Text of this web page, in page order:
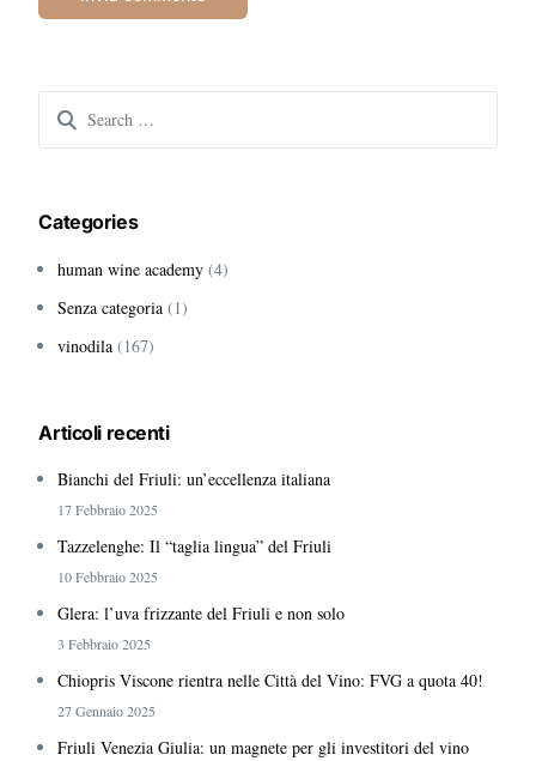
Search
Categories
human wine academy (4)
Senza categoria (1)
vinodila (167)
Articoli recenti
Bianchi del Friuli: un’eccellenza italiana
17 Febbraio 2025
Tazzelenghe: Il “taglia lingua” del Friuli
10 Febbraio 2025
Glera: l’uva frizzante del Friuli e non solo
3 Febbraio 2025
Chiopris Viscone rientra nelle Città del Vino: FVG a quota 40!
27 Gennaio 2025
Friuli Venezia Giulia: un magnete per gli investitori del vino